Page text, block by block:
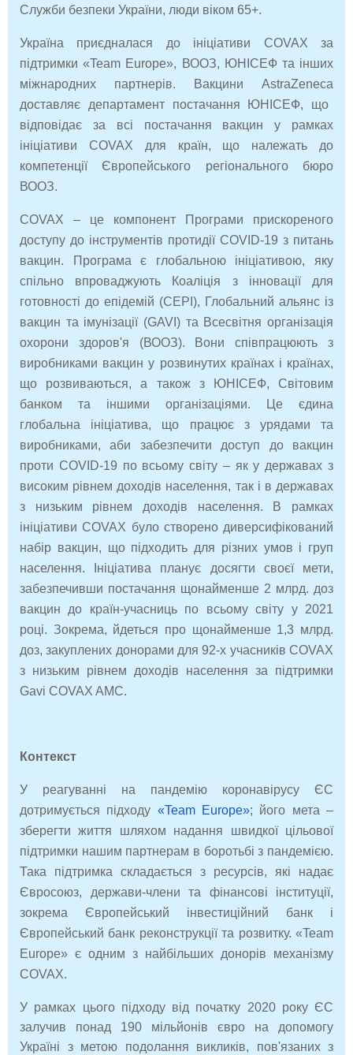
Служби безпеки України, люди віком 65+.
Україна приєдналася до ініціативи COVAX за
підтримки «Team Europe», ВООЗ, ЮНІСЕФ та інших
міжнародних партнерів.
Вакцини AstraZeneca
доставляє департамент постачання ЮНІСЕФ, що
відповідає за всі постачання вакцин у рамках
ініціативи COVAX для країн, що належать до
компетенції Європейського регіонального бюро
ВООЗ.
COVAX – це компонент Програми прискореного
доступу до інструментів протидії COVID-19 з питань
вакцин. Програма є глобальною ініціативою, яку
спільно впроваджують Коаліція з інновації для
готовності до епідемій (CEPI), Глобальний альянс із
вакцин та імунізації (GAVI) та Всесвітня організація
охорони здоров'я (ВООЗ). Вони співпрацюють з
виробниками вакцин у розвинутих країнах і країнах,
що розвиваються, а також з ЮНІСЕФ, Світовим
банком та іншими організаціями. Це єдина
глобальна ініціатива, що працює з урядами та
виробниками, аби забезпечити доступ до вакцин
проти COVID-19 по всьому світу – як у державах з
високим рівнем доходів населення, так і в державах
з низьким рівнем доходів населення. В рамках
ініціативи COVAX було створено диверсифікований
набір вакцин, що підходить для різних умов і груп
населення. Ініціатива планує досягти своєї мети,
забезпечивши постачання щонайменше 2 млрд. доз
вакцин до країн-учасниць по всьому світу у 2021
році. Зокрема, йдеться про щонайменше 1,3 млрд.
доз, закуплених донорами для 92-х учасників COVAX
з низьким рівнем доходів населення за підтримки
Gavi COVAX AMC.
Контекст
У реагуванні на пандемію коронавірусу ЄС
дотримується підходу «Team Europe»; його мета –
зберегти життя шляхом надання швидкої цільової
підтримки нашим партнерам в боротьбі з пандемією.
Така підтримка складається з ресурсів, які надає
Євросоюз, держави-члени та фінансові інституції,
зокрема Європейський інвестиційний банк і
Європейський банк реконструкції та розвитку. «Team
Europe» є одним з найбільших донорів механізму
COVAX.
У рамках цього підходу від початку 2020 року ЄС
залучив понад 190 мільйонів євро на допомогу
Україні з метою подолання викликів, пов'язаних з